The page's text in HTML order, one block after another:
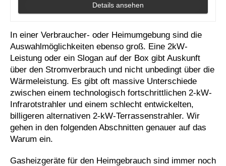
Details ansehen
In einer Verbraucher- oder Heimumgebung sind die
Auswahlmöglichkeiten ebenso groß. Eine 2kW-
Leistung oder ein Slogan auf der Box gibt Auskunft
über den Stromverbrauch und nicht unbedingt über die
Wärmeleistung. Es gibt oft massive Unterschiede
zwischen einem technologisch fortschrittlichen 2-kW-
Infrarotstrahler und einem schlecht entwickelten,
billigeren alternativen 2-kW-Terrassenstrahler. Wir
gehen in den folgenden Abschnitten genauer auf das
Warum ein.
Gasheizgeräte für den Heimgebrauch sind immer noch